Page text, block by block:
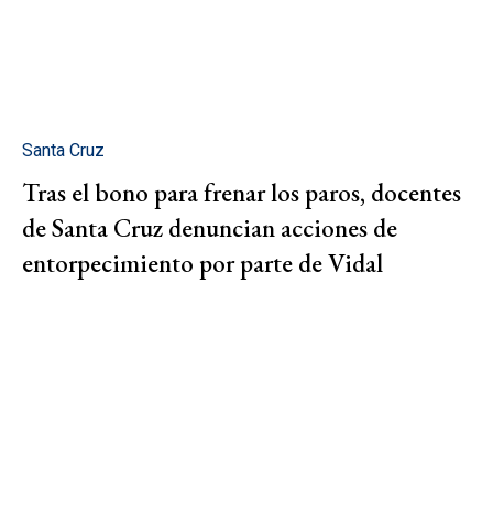
Santa Cruz
Tras el bono para frenar los paros, docentes
de Santa Cruz denuncian acciones de
entorpecimiento por parte de Vidal